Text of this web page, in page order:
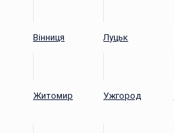
Вінниця Луцьк
Житомир Ужгород